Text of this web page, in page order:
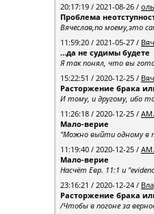
20:17:19 / 2021-08-26 /
Проблема
Вячеслав,по моему,это
11:59:20 / 2021-05-27 /
…да не судимы будете
Я так понял, что вы
15:22:51 / 2020-12-25 /
Расторжение брака
И тому, и другому, ибо
11:26:18 / 2020-12-25 / АМ.
Мало-верие
"Можно выйти одному в
11:19:40 / 2020-12-25 / АМ.
Мало-верие
Насчёт Евр. 11:1 и
23:16:21 / 2020-12-24 /
Расторжение брака
/Чтобы в погоне за